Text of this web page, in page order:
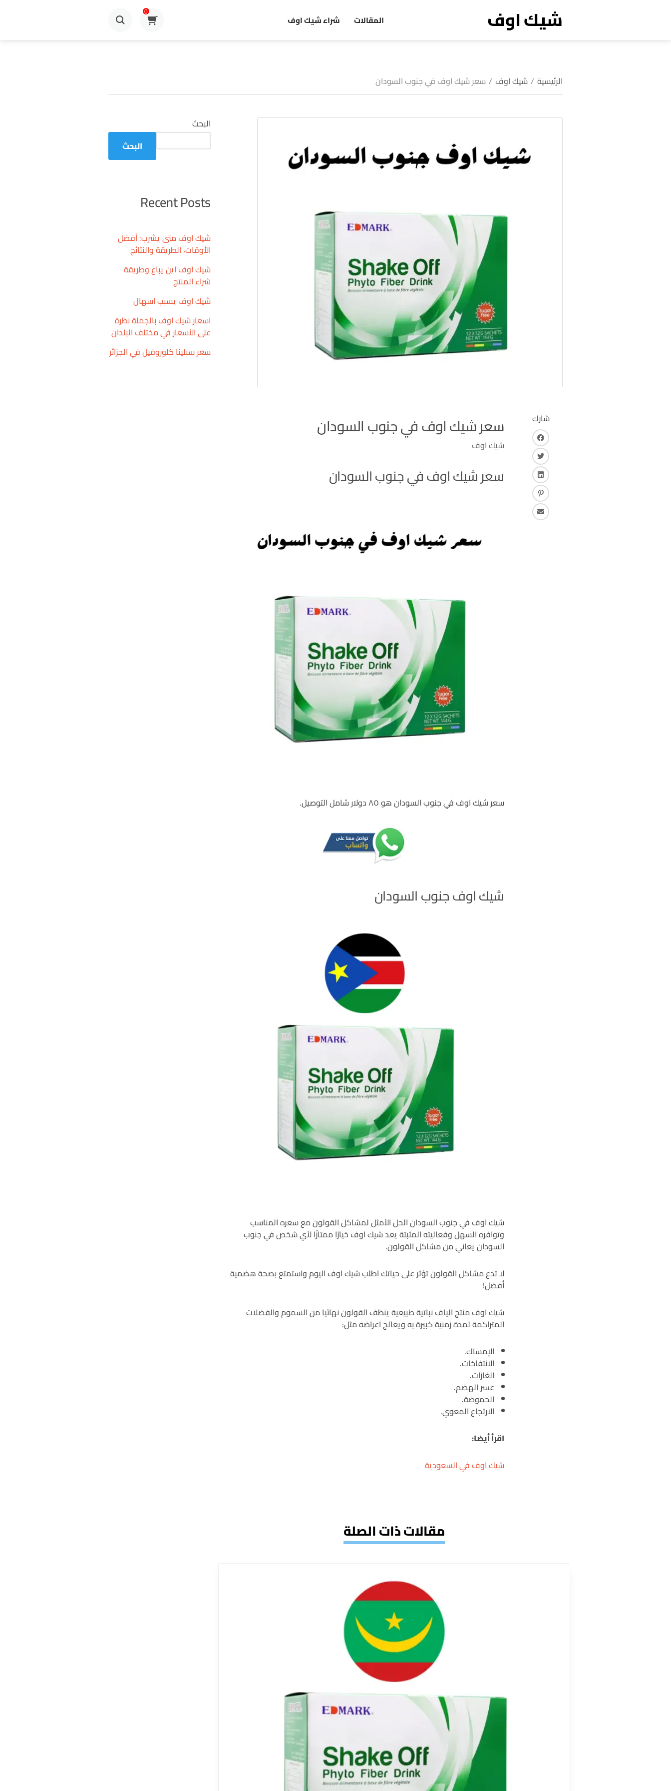
شيك اوف المقالات شراء شيك اوف
0
الرئيسية / شيك اوف / سعر شيك اوف في جنوب السودان
شارك
فايس بوك
تويتر
لينكـد ان
بنترست
البريد الإلكتروني
سعر شيك اوف في جنوب السودان
شيك اوف
سعر شيك اوف في جنوب السودان
سعر شيك اوف في جنوب السودان هو ٨٥ دولار شامل التوصيل.
شيك اوف جنوب السودان
شيك اوف في جنوب السودان الحل الأمثل لمشاكل القولون مع سعره المناسب
وتوافره السهل وفعاليته المثبتة يعد شيك اوف خيارًا ممتازًا لأي شخص في جنوب
السودان يعاني من مشاكل القولون.
لا تدع مشاكل القولون تؤثر على حياتك اطلب شيك اوف اليوم واستمتع بصحة هضمية
أفضل!
شيك اوف منتج الياف نباتية طبيعية ينظف القولون نهائيا من السموم والفضلات
المتراكمة لمدة زمنية كبيرة به ويعالج اعراضه مثل:
الإمساك.
الانتفاخات.
الغازات.
عسر الهضم.
الحموضة.
الارتجاع المعوي.
اقرأ أيضا:
شيك اوف في السعودية
مقالات ذات الصلة
البحث
البحث
Recent Posts
شيك اوف متى يشرب: أفضل
الأوقات، الطريقة والنتائج
شيك اوف اين يباع وطريقة
شراء المنتج
شيك اوف يسبب اسهال
اسعار شيك اوف بالجملة نظرة
على الأسعار في مختلف البلدان
سعر سبلينا كلوروفيل في الجزائر